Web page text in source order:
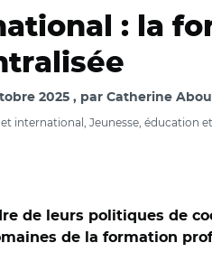
: la
2025 par Catherine
international, Jeunesse, éducation
de leurs politiques de
de la formation
© CAEK/ Florence